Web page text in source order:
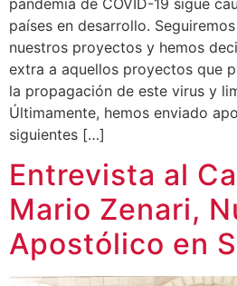
países en desarrollo.
nuestros proyectos y hemos
extra a aquellos proyectos que
la propagación de este virus y
Últimamente, hemos enviado
siguientes […]
Entrevista al
Mario Zenari,
Apostólico en